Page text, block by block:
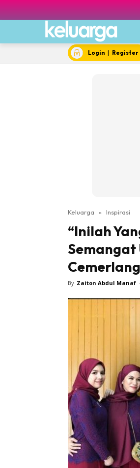
Login | Register
Keluarga » Inspirasi
“Inilah
Semangat
By Zaiton Abdul Manaf -